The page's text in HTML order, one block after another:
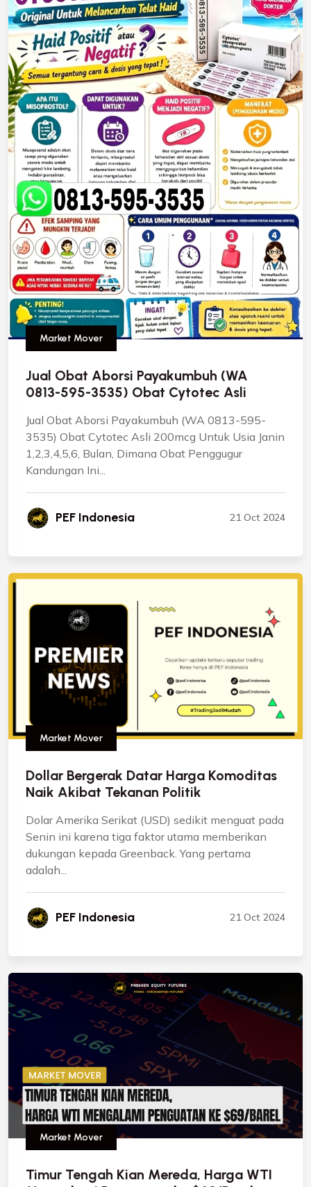
Market Mover
Jual Obat Aborsi Payakumbuh (WA
0813-595-3535) Obat Cytotec Asli
Jual Obat Aborsi Payakumbuh (WA 0813-595-
3535) Obat Cytotec Asli 200mcg Untuk Usia Janin
1,2,3,4,5,6, Bulan, Dimana Obat Penggugur
Kandungan Ini...
PEF Indonesia 21 Oct 2024
Market Mover
Dollar Bergerak Datar Harga Komoditas
Naik Akibat Tekanan Politik
Dolar Amerika Serikat (USD) sedikit menguat pada
Senin ini karena tiga faktor utama memberikan
dukungan kepada Greenback. Yang pertama
adalah...
PEF Indonesia 21 Oct 2024
Market Mover
Timur Tengah Kian Mereda, Harga WTI